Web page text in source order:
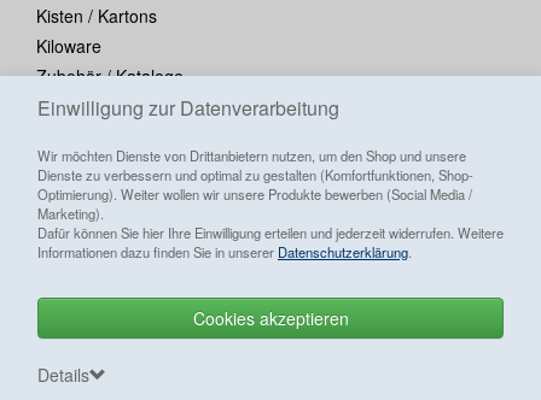
Einwilligung zur Datenverarbeitung
Wir möchten Dienste von Drittanbietern nutzen, um den Shop und unsere
Dienste zu verbessern und optimal zu gestalten (Komfortfunktionen, Shop-
Optimierung). Weiter wollen wir unsere Produkte bewerben (Social Media /
Marketing).
Dafür können Sie hier Ihre Einwilligung erteilen und jederzeit widerrufen. Weitere
Informationen dazu finden Sie in unserer Datenschutzerklärung
Cookies akzeptieren
Details
Kisten / Kartons
Kiloware
Zubehör / Kataloge
Blocks / Kleinbogen
Alle Preise inkl. ges. MwSt./ zzgl.Versandkosten